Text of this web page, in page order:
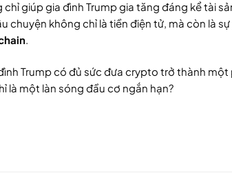
chỉ giúp gia đình Trump gia tăng đáng kể tài
chuyện không chỉ là tiền điện tử, mà còn là
.
Trump có đủ sức đưa crypto trở thành
là một làn sóng đầu cơ ngắn hạn?